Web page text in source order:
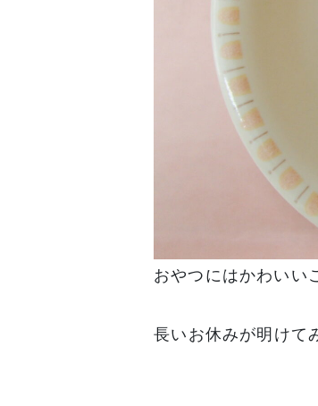
おやつにはかわいい
長いお休みが明けて